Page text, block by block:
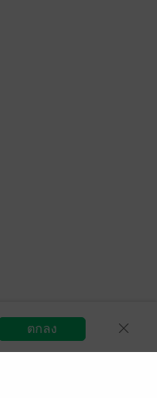
วิธีการใช้งาน
ตกลง